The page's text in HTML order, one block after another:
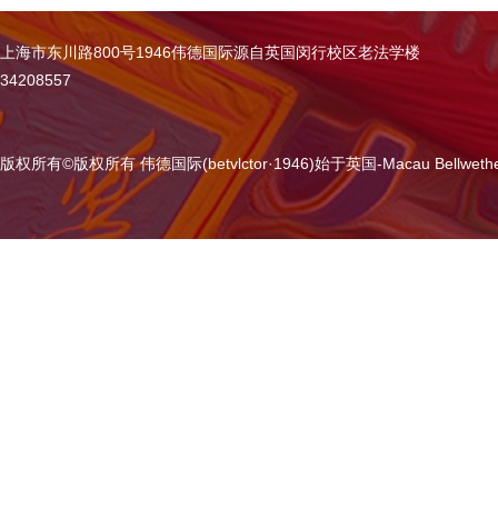
上海市东川路800号1946伟德国际源自英国闵行校区老法学楼
34208557
版权所有©版权所有 伟德国际(betvlctor·1946)始于英国-Macau